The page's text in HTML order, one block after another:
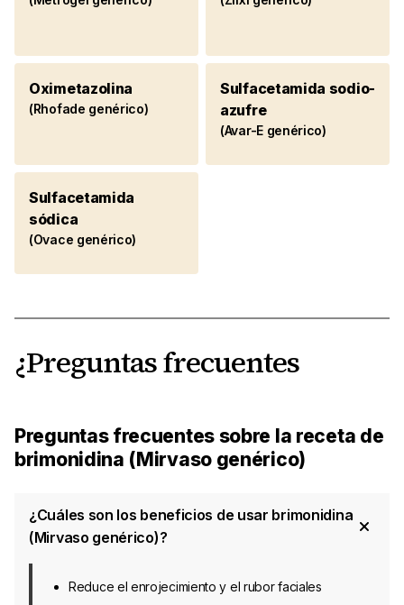
Oximetazolina
(Rhofade genérico)
Sulfacetamida sodio-
azufre
(Avar-E genérico)
Sulfacetamida
sódica
(Ovace genérico)
¿Preguntas frecuentes
Preguntas frecuentes sobre la receta de
brimonidina (Mirvaso genérico)
¿Cuáles son los beneficios de usar brimonidina
(Mirvaso genérico)?
Reduce el enrojecimiento y el rubor faciales